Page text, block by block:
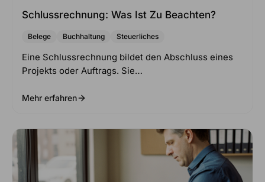
Schlussrechnung: Was Ist Zu Beachten?
Belege Buchhaltung Steuerliches
Eine Schlussrechnung bildet den Abschluss eines
Projekts oder Auftrags. Sie…
Mehr erfahren